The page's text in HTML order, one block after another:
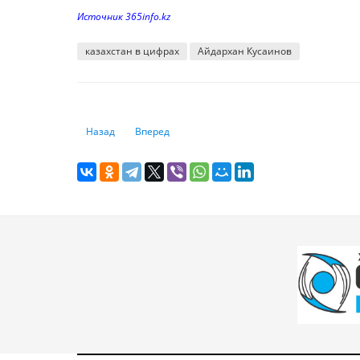
Источник 365info.kz
казахстан в цифрах Айдархан Кусаинов
Предыдущий: Спрос на доллары и рубли остается высоким
Назад Следующий: Ловля бизнесменов на живца:
Вперед